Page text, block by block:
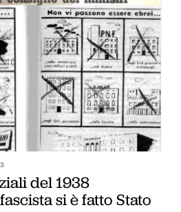
del 1938
si è fatto Stato